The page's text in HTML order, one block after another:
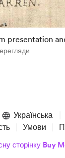
presentation
of dieting:
Українська
Умови
сторінку Buy